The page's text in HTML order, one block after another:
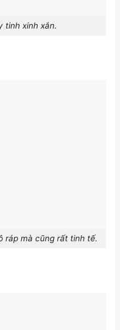
tinh xinh xắn.
ráp mà cũng rất tinh tế.